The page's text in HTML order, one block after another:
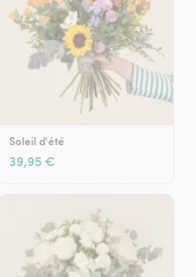
Soleil d'été
39,95 €